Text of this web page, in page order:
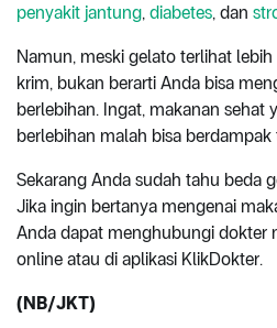
penyakit jantung, diabetes, dan
Namun, meski gelato terlihat
krim, bukan berarti Anda bisa
berlebihan. Ingat, makanan sehat
berlebihan malah bisa
Sekarang Anda sudah tahu beda
Jika ingin bertanya mengenai
Anda dapat menghubungi dokter
online atau di aplikasi KlikDokter.
(NB/JKT)